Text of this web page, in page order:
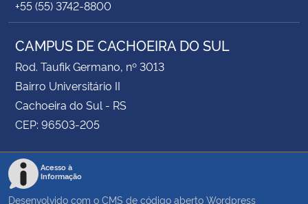
+55 (55) 3742-8800
CAMPUS DE CACHOEIRA DO SUL
Rod. Taufik Germano, nº 3013
Bairro Universitário II
Cachoeira do Sul - RS
CEP: 96503-205
Acesso à
Informação
Desenvolvido com o CMS de código aberto Wordpress